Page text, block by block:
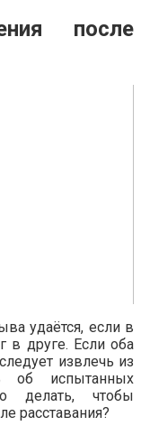
после
удаётся, если в
в друге. Если оба
извлечь из
об испытанных
делать, чтобы
расставания?